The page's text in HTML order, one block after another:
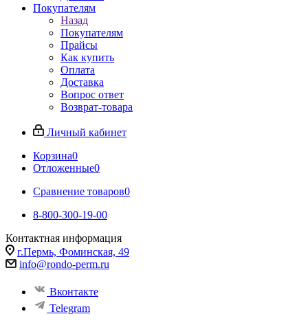
Покупателям
Назад
Покупателям
Прайсы
Как купить
Оплата
Доставка
Вопрос ответ
Возврат-товара
Личный кабинет
Корзина0
Отложенные0
Сравнение товаров0
8-800-300-19-00
Контактная информация
г.Пермь, Фоминская, 49
info@rondo-perm.ru
Вконтакте
Telegram